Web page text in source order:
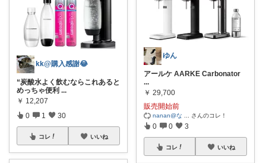
kk@購入感謝😂
“炭酸水よく飲むならこれあると
めっちゃ便利 ...
￥ 12,207
0 1 30
コレ いいね
ゆん
アールケ AARKE Carbonator
...
￥ 29,700
販売開始前
nanan@な さんのコレ！
0 0 3
コレ いいね